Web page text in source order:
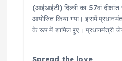
(आईआईटी) दिल्ली का 57वां दीक्षांत
आयोजित किया गया। इसमें
के रूप में शामिल हुए। प्रधानमंत्री
Spread the love